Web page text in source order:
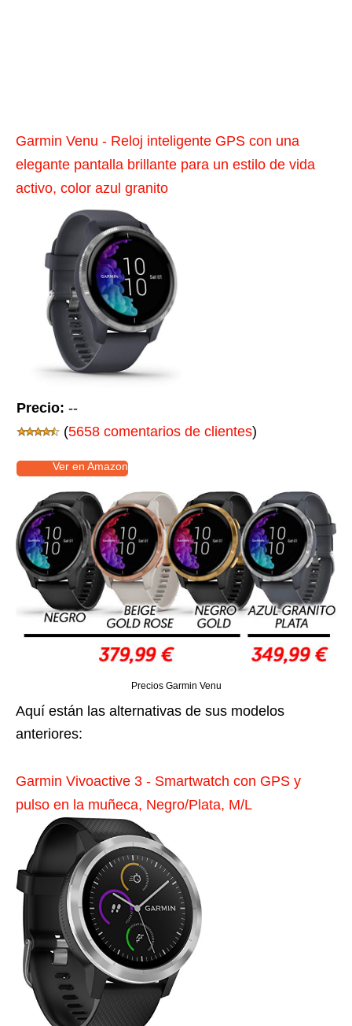
Garmin Venu - Reloj inteligente GPS con una
elegante pantalla brillante para un estilo de vida
activo, color azul granito
Precio: --
(5658 comentarios de clientes)
Ver en Amazon
Precios Garmin Venu
Aquí están las alternativas de sus modelos
anteriores:
Garmin Vivoactive 3 - Smartwatch con GPS y
pulso en la muñeca, Negro/Plata, M/L